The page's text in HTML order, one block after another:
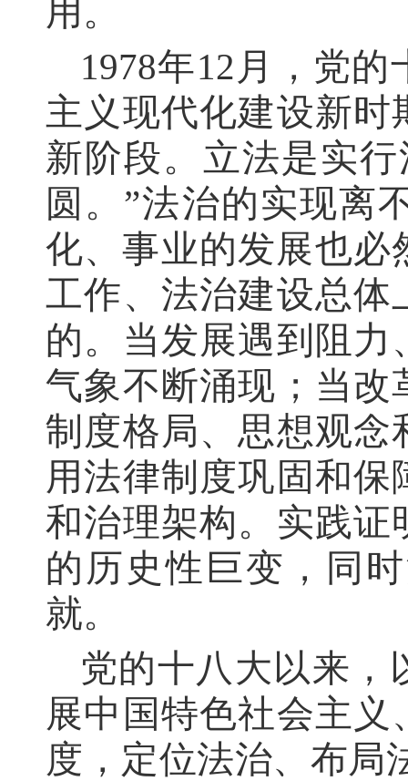
用。
1978年12月，党
主义现代化建设新
新阶段。立法是实
圆。”法治的实现离
化、事业的发展也必
工作、法治建设总体
的。当发展遇到阻
气象不断涌现；当改
制度格局、思想观念
用法律制度巩固和
和治理架构。实践证
的历史性巨变，同
就。
党的十八大以来，
展中国特色社会主
度，定位法治、布局